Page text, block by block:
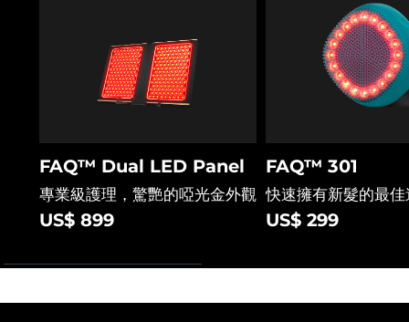
FAQ™ Dual LED Panel
專業級護理，驚艷的啞光金外觀
US$ 899
FAQ™ 301
快速擁有新髮的最
US$ 299